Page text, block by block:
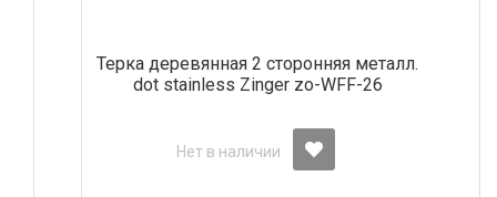
Терка деревянная 2 сторонняя металл.
dot stainless Zinger zo-WFF-26
Нет в наличии